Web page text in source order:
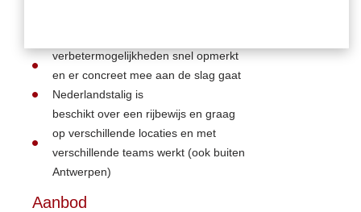
verbetermogelijkheden snel opmerkt
en er concreet mee aan de slag gaat
Nederlandstalig is
beschikt over een rijbewijs en graag
op verschillende locaties en met
verschillende teams werkt (ook buiten
Antwerpen)
Aanbod